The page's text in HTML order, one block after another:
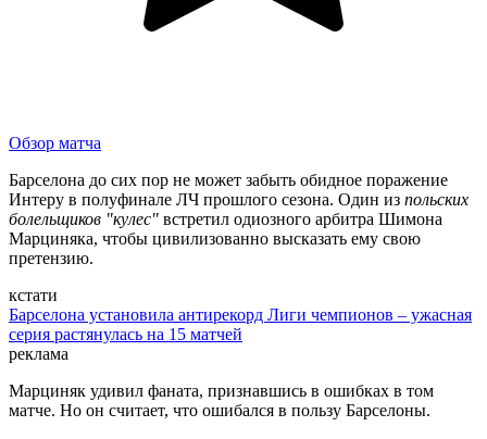
Обзор матча
Барселона до сих пор не может забыть обидное поражение
Интеру в полуфинале ЛЧ прошлого сезона. Один из польских
болельщиков "кулес" встретил одиозного арбитра Шимона
Марциняка, чтобы цивилизованно высказать ему свою
претензию.
кстати
Барселона установила антирекорд Лиги чемпионов – ужасная
серия растянулась на 15 матчей
реклама
Марциняк удивил фаната, признавшись в ошибках в том
матче. Но он считает, что ошибался в пользу Барселоны.